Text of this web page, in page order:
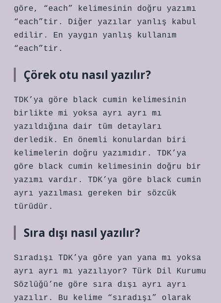
göre, “each” kelimesinin doğru yazımı
“each”tir. Diğer yazılar yanlış kabul
edilir. En yaygın yanlış kullanım
“each”tir.
Çörek otu nasıl yazılır?
TDK’ya göre black cumin kelimesinin
birlikte mi yoksa ayrı ayrı mı
yazıldığına dair tüm detayları
derledik. En önemli konulardan biri
kelimelerin doğru yazımıdır. TDK’ya
göre black cumin kelimesinin doğru bir
yazımı vardır. TDK’ya göre black cumin
ayrı yazılması gereken bir sözcük
türüdür.
Sıra dışı nasıl yazılır?
Sıradışı TDK’ya göre yan yana mı yoksa
ayrı ayrı mı yazılıyor? Türk Dil Kurumu
Sözlüğü’ne göre sıra dışı ayrı ayrı
yazılır. Bu kelime “sıradışı” olarak